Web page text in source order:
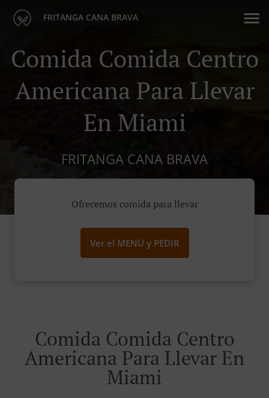
FRITANGA CANA BRAVA
Comida Comida Centro
Americana Para Llevar
En Miami
FRITANGA CANA BRAVA
Ofrecemos comida para llevar
Ver el MENÚ y PEDIR
Comida Comida Centro
Americana Para Llevar En
Miami